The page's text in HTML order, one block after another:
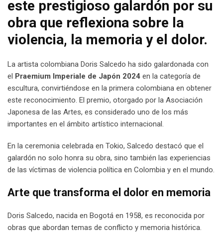
este prestigioso galardón por su
obra que reflexiona sobre la
violencia, la memoria y el dolor.
La artista colombiana Doris Salcedo ha sido galardonada con
el
Praemium Imperiale de Japón 2024 en la categoría de
escultura, convirtiéndose en la primera colombiana en obtener
este reconocimiento. El premio, otorgado por la Asociación
Japonesa de las Artes, es considerado uno de los más
importantes en el ámbito artístico internacional.
En la ceremonia celebrada en Tokio, Salcedo destacó que el
galardón no solo honra su obra, sino también las experiencias
de las víctimas de violencia política en Colombia y en el mundo.
Arte que transforma el dolor en memoria
Doris Salcedo, nacida en Bogotá en 1958, es reconocida por
obras que abordan temas de conflicto y memoria histórica.